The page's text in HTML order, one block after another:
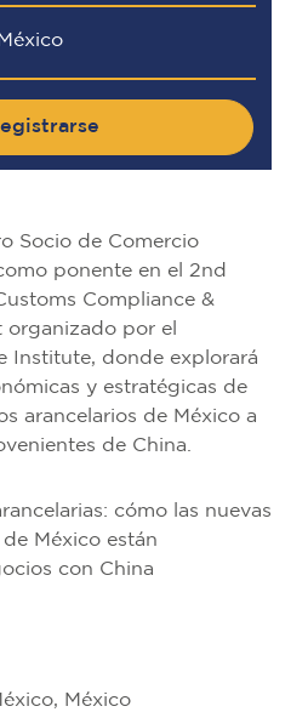
Socio de Comercio
ponente en el 2nd
Compliance &
organizado por el
Institute, donde explorará
y estratégicas de
arancelarios de México a
de China.
cómo las nuevas
México están
con China
México